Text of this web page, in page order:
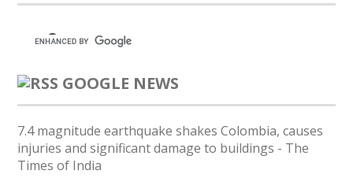
GOOGLE NEWS
7.4 magnitude earthquake shakes Colombia, causes
injuries and significant damage to buildings - The
Times of India